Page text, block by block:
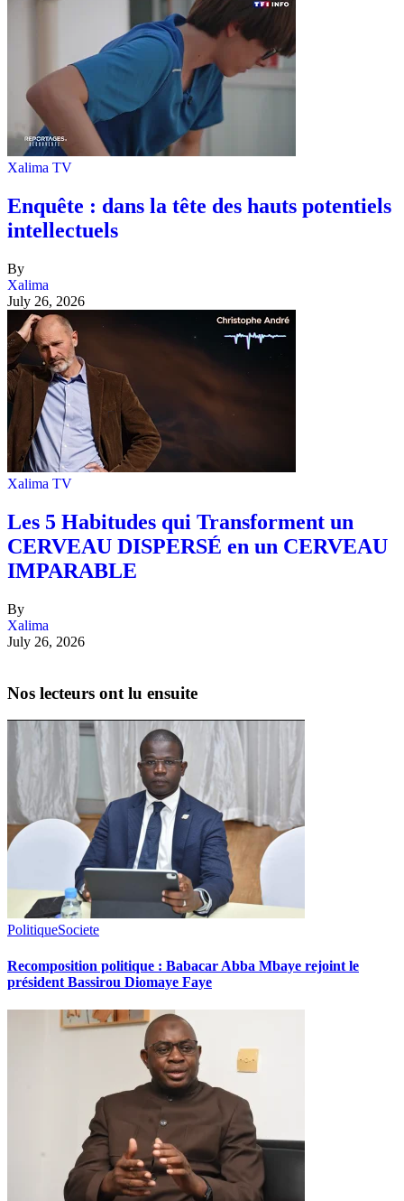
Xalima TV
Enquête : dans la tête des hauts potentiels
intellectuels
By
Xalima
July 26, 2026
Xalima TV
Les 5 Habitudes qui Transforment un
CERVEAU DISPERSÉ en un CERVEAU
IMPARABLE
By
Xalima
July 26, 2026
Nos lecteurs ont lu ensuite
PolitiqueSociete
Recomposition politique : Babacar Abba Mbaye rejoint le
président Bassirou Diomaye Faye